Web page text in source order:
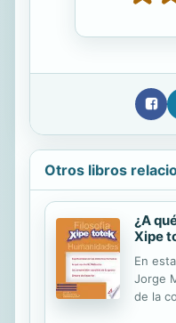
Otros libros
¿A
Xipe
En
Jorge
de la